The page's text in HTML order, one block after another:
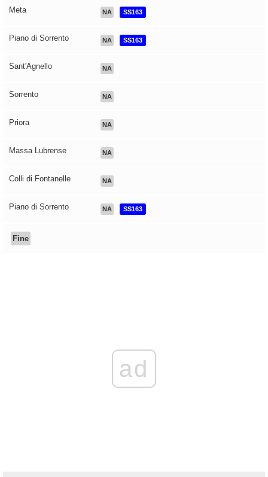
Meta NA SS163
Piano di Sorrento NA SS163
Sant'Agnello NA
Sorrento NA
Priora NA
Massa Lubrense NA
Colli di Fontanelle NA
Piano di Sorrento NA SS163
Fine
ad